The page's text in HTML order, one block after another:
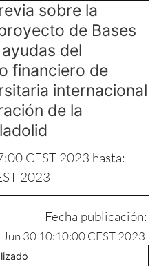
sobre la
de Bases
del
financiero de
internacional
de la
CEST 2023 hasta:
2023
Fecha publicación:
Jun 30 10:10:00 CEST 2023